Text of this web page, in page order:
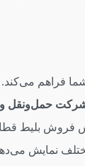
حمل‌ونقل و
فروش بلیط‌
نمایش